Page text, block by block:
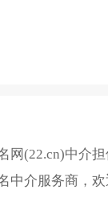
网(22.cn)中介
中介服务商，欢